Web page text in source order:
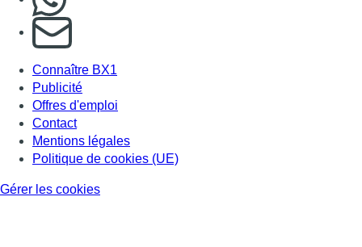
S'abonner à notre newsletter
Connaître BX1
Publicité
Offres d'emploi
Contact
Mentions légales
Politique de cookies (UE)
Gérer les cookies